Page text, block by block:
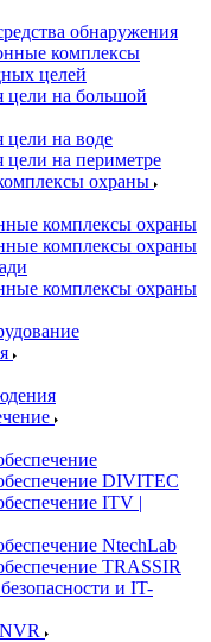
обнаружения
комплексы
целей
цели на большой
цели на воде
на периметре
охраны
комплексы охраны
комплексы охраны
комплексы охраны
DIVITEC
ITV |
NtechLab
TRASSIR
и IT-